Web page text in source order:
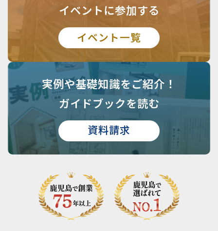
イベントに参加する
イベント一覧
実例や基礎知識をご紹介！
ガイドブックを読む
資料請求